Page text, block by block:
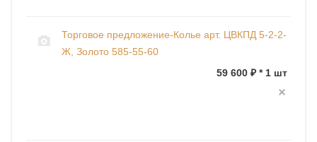
Торговое предложение-Колье арт. ЦВКПД 5-2-2-
Ж, Золото 585-55-60
59 600 ₽ * 1 шт